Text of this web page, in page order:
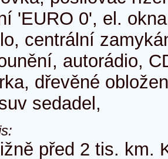
'EURO 0', el.
centrální
autorádio,
dřevěné
sedadel,
před 2 tis. km.